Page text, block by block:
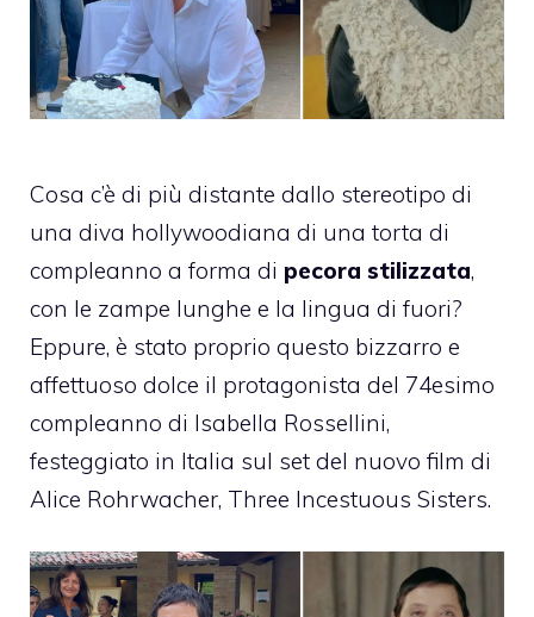
Cosa c’è di più distante dallo stereotipo di
una diva hollywoodiana di una torta di
compleanno a forma di pecora stilizzata,
con le zampe lunghe e la lingua di fuori?
Eppure, è stato proprio questo bizzarro e
affettuoso dolce il protagonista del 74esimo
compleanno di Isabella Rossellini,
festeggiato in Italia sul set del nuovo film di
Alice Rohrwacher, Three Incestuous Sisters.